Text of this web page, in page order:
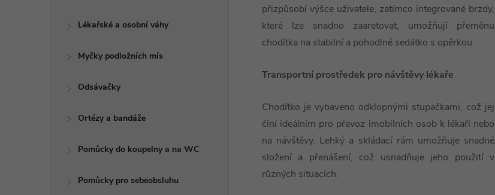
Lékařské a osobní váhy
Myčky podložních mís
Odsávačky
Ortézy a bandáže
Pomůcky do koupelny a na WC
Pomůcky pro sebeobsluhu
přizpůsobí výšce uživatele, zatímco integrované brzdy,
které lze snadno zaaretovat, umožňují přeměnu
chodítka na stabilní a pohodlné sedátko s opěrkou.
Transportní prostředek pro návštěvy lékaře
Chodítko je vybaveno odklopnými stupačkami, což jej
činí ideálním pro převoz imobilních osob k lékaři nebo
na návštěvy. Lehký a skládací rám umožňuje snadné
složení a přenášení, což usnadňuje jeho použití v
různých situacích.